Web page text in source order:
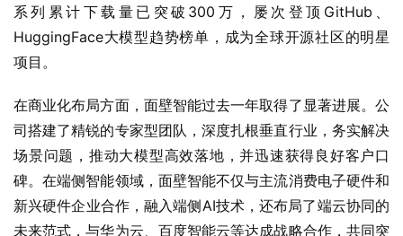
系列累计下载量已突破300万，屡次登顶GitHub、
HuggingFace大模型趋势榜单，成为全球开源社区的明星
项目。
在商业化布局方面，面壁智能过去一年取得了显著进展。公
司搭建了精锐的专家型团队，深度扎根垂直行业，务实解决
场景问题，推动大模型高效落地，并迅速获得良好客户口
碑。在端侧智能领域，面壁智能不仅与主流消费电子硬件和
新兴硬件企业合作，融入端侧AI技术，还布局了端云协同的
未来范式，与华为云、百度智能云等达成战略合作，共同突